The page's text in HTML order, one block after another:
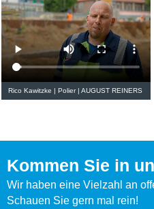
Rico Kawitzke | Polier | AUGUST REINERS
Kom­men Sie in
Wir haben eine Viel­zahl an
Schauen Sie gern mal rein!